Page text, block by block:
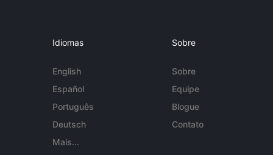
Idiomas
English
Español
Português
Deutsch
Mais...
Sobre
Sobre
Equipe
Blogue
Contato